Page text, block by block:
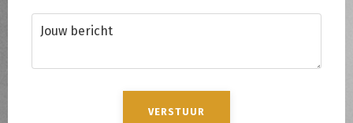
VERSTUUR